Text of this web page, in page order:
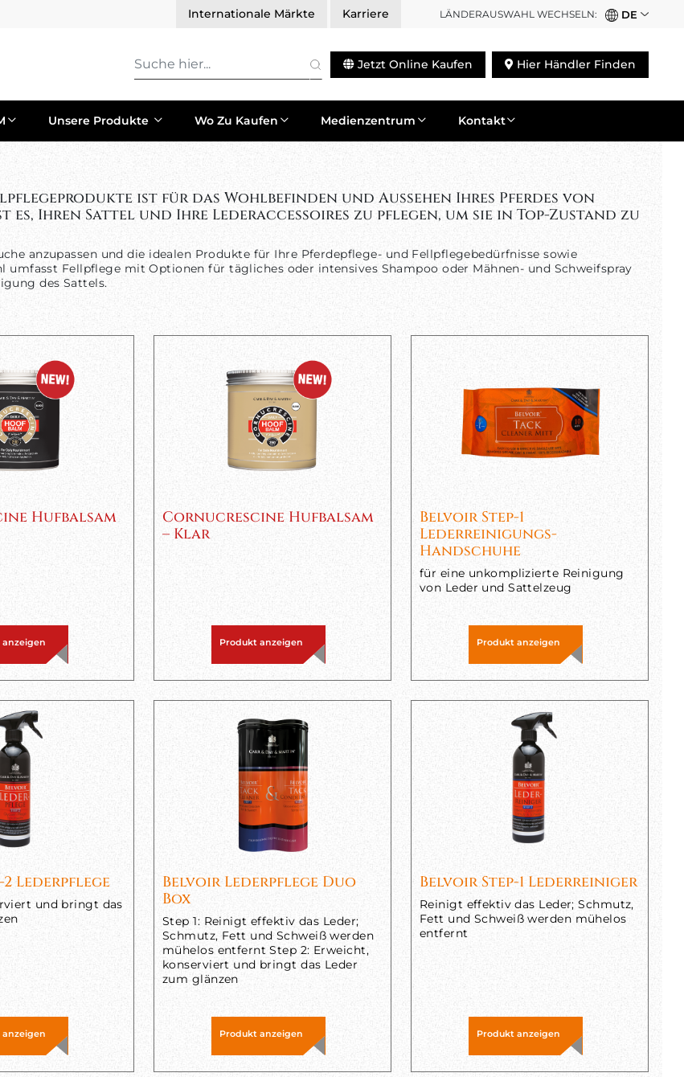
Internationale Märkte Karriere LÄNDERAUSWAHL WECHSELN: DE
Jetzt Online Kaufen Hier Händler Finden
Unsere Produkte Wo Zu Kaufen Medienzentrum Kontakt
ist für das Wohlbefinden und Aussehen Ihres Pferdes von
Ihren Sattel und Ihre Lederaccessoires zu pflegen, um sie in Top-Zustand zu
anzupassen und die idealen Produkte für Ihre Pferdepflege- und Fellpflegebedürfnisse sowie
Fellpflege mit Optionen für tägliches oder intensives Shampoo oder Mähnen- und Schweifspray
des Sattels.
Hufbalsam
Cornucrescine Hufbalsam
– Klar
Produkt anzeigen
Belvoir Step-1
Lederreinigungs-
Handschuhe
für eine unkomplizierte Reinigung
von Leder und Sattelzeug
Produkt anzeigen
Lederpflege
und bringt das
Belvoir Lederpflege Duo
Box
Step 1: Reinigt effektiv das Leder;
Schmutz, Fett und Schweiß werden
mühelos entfernt Step 2: Erweicht,
konserviert und bringt das Leder
zum glänzen
Produkt anzeigen
Belvoir Step-1 Lederreiniger
Reinigt effektiv das Leder; Schmutz,
Fett und Schweiß werden mühelos
entfernt
Produkt anzeigen